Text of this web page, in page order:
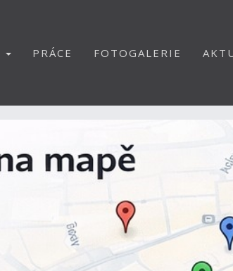
PRÁCE FOTOGALERIE